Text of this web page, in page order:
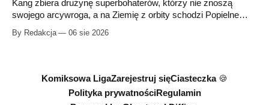
Kang zbiera drużynę superbohaterów, którzy nie znoszą
swojego arcywroga, a na Ziemię z orbity schodzi Popielne
Przymierze z królem Arturem na czele. Pierwszy tom nowej
serii Avengers autorstwa Jeda MacKaya trafia do sklepów 12
By Redakcja 06 sie 2026
Komiksowa LigaZarejestruj sięCiasteczka 🍪
Polityka prywatnościRegulamin